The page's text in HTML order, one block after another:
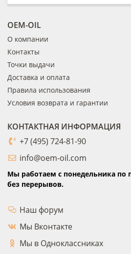
OEM-OIL
О компании
Контакты
Точки выдачи
Доставка и оплата
Правила использования
Условия возврата и гарантии
КОНТАКТНАЯ ИНФОРМАЦИЯ
+7 (495) 724-81-90
info@oem-oil.com
Мы работаем с понедельника по
без перерывов.
Наш форум
Мы Вконтакте
Мы в Одноклассниках